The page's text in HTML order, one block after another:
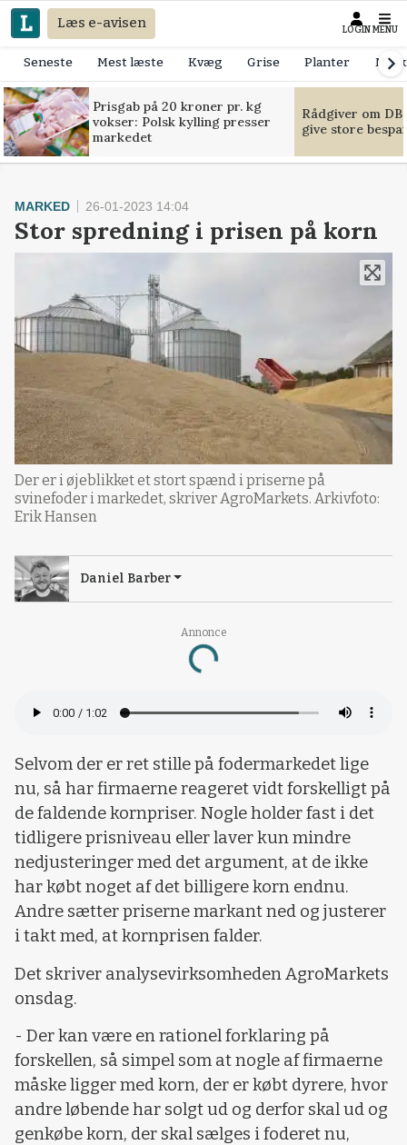
Læs e-avisen LOGIN MENU
Seneste Mest læste Kvæg Grise Planter
Prisgab på 20 kroner pr. kg
vokser: Polsk kylling presser
markedet
Rådgiver om
give store
Annonce
Loading...
MARKED 26-01-2023 14:04
Stor spredning i prisen på korn
Der er i øjeblikket et stort spænd i priserne på
svinefoder i markedet, skriver AgroMarkets. Arkivfoto:
Erik Hansen
Daniel Barber
Selvom der er ret stille på fodermarkedet lige
nu, så har firmaerne reageret vidt forskelligt på
de faldende kornpriser. Nogle holder fast i det
tidligere prisniveau eller laver kun mindre
nedjusteringer med det argument, at de ikke
har købt noget af det billigere korn endnu.
Andre sætter priserne markant ned og justerer
i takt med, at kornprisen falder.
Det skriver analysevirksomheden AgroMarkets
onsdag.
- Der kan være en rationel forklaring på
forskellen, så simpel som at nogle af firmaerne
måske ligger med korn, der er købt dyrere, hvor
andre løbende har solgt ud og derfor skal ud og
genkøbe korn, der skal sælges i foderet nu,